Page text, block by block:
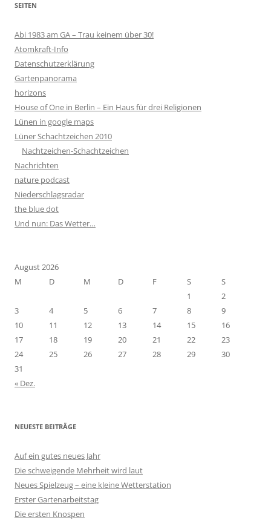
SEITEN
Abi 1983 am GA – Trau keinem über 30!
Atomkraft-Info
Datenschutzerklärung
Gartenpanorama
horizons
House of One in Berlin – Ein Haus für drei Religionen
Lünen in google maps
Lüner Schachtzeichen 2010
Nachtzeichen-Schachtzeichen
Nachrichten
nature podcast
Niederschlagsradar
the blue dot
Und nun: Das Wetter…
August 2026
M
D M D F S
S
1
2
3
4 5 6 7 8
9
10
11 12 13 14 15
16
17
18 19 20 21 22
23
24
25 26 27 28 29
30
31
« Dez.
NEUESTE BEITRÄGE
Auf ein gutes neues Jahr
Die schweigende Mehrheit wird laut
Neues Spielzeug – eine kleine Wetterstation
Erster Gartenarbeitstag
Die ersten Knospen